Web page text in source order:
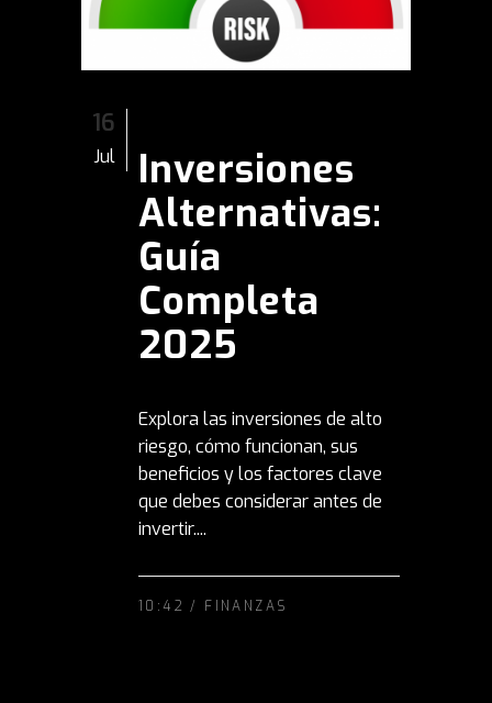
16
Jul
Inversiones
Alternativas:
Guía
Completa
2025
Explora las inversiones de alto
riesgo, cómo funcionan, sus
beneficios y los factores clave
que debes considerar antes de
invertir....
10:42 / FINANZAS